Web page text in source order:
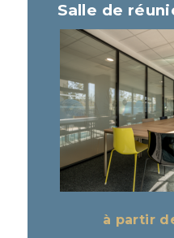
Salle de
à partir